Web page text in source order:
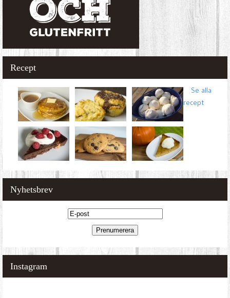
Recept
Se alla
recept
Nyhetsbrev
Instagram